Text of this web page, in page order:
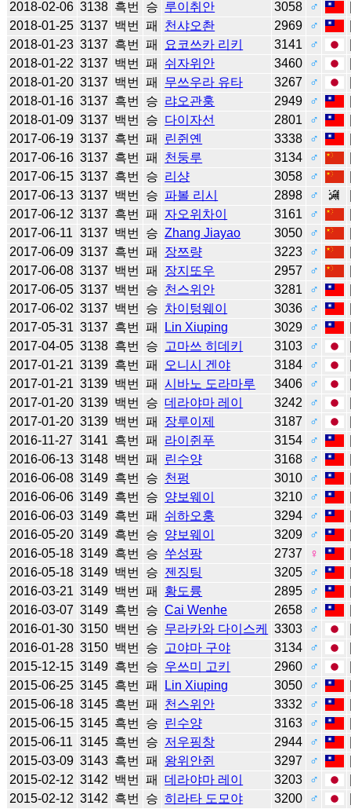
2018-02-06 3138 흑번 승 루이취안 3058 ♂
2018-01-25 3137 백번 패 천샤오촨 2969 ♂
2018-01-23 3137 흑번 패 요코쓰카 리키 3141 ♂
2018-01-22 3137 백번 패 쉬자위안 3460 ♂
2018-01-20 3137 백번 패 무쓰우라 유타 3267 ♂
2018-01-16 3137 흑번 승 랴오관훙 2949 ♂
2018-01-09 3137 백번 승 다이자선 2801 ♂
2017-06-19 3137 흑번 패 린쥔옌 3338 ♂
2017-06-16 3137 흑번 패 천둥루 3134 ♂
2017-06-15 3137 흑번 승 리샹 3058 ♂
2017-06-13 3137 백번 승 파볼 리시 2898 ♂
2017-06-12 3137 흑번 패 자오위차이 3161 ♂
2017-06-11 3137 백번 승 Zhang Jiayao 3050 ♂
2017-06-09 3137 흑번 패 장쯔량 3223 ♂
2017-06-08 3137 백번 패 장지또우 2957 ♂
2017-06-05 3137 백번 승 천스위안 3281 ♂
2017-06-02 3137 백번 승 차이텅웨이 3036 ♂
2017-05-31 3137 흑번 패 Lin Xiuping 3029 ♂
2017-04-05 3138 흑번 승 고마쓰 히데키 3103 ♂
2017-01-21 3139 흑번 패 오니시 겐야 3184 ♂
2017-01-21 3139 백번 패 시바노 도라마루 3406 ♂
2017-01-20 3139 백번 승 데라야마 레이 3242 ♂
2017-01-20 3139 백번 패 장루이제 3187 ♂
2016-11-27 3141 흑번 패 라이쥔푸 3154 ♂
2016-06-13 3148 백번 패 린수양 3168 ♂
2016-06-08 3149 흑번 승 천펑 3010 ♂
2016-06-06 3149 흑번 승 양보웨이 3210 ♂
2016-06-03 3149 흑번 패 쉬하오훙 3294 ♂
2016-05-20 3149 흑번 승 양보웨이 3209 ♂
2016-05-18 3149 흑번 승 쑤성팡 2737 ♀
2016-05-18 3149 백번 승 젠징팅 3205 ♂
2016-03-21 3149 백번 패 황도륭 2895 ♂
2016-03-07 3149 흑번 승 Cai Wenhe 2658 ♂
2016-01-30 3150 백번 승 무라카와 다이스케 3303 ♂
2016-01-28 3150 백번 승 고야마 구야 3134 ♂
2015-12-15 3149 흑번 승 우쓰미 고키 2960 ♂
2015-06-25 3145 흑번 패 Lin Xiuping 3050 ♂
2015-06-18 3145 흑번 패 천스위안 3332 ♂
2015-06-15 3145 흑번 승 린수양 3163 ♂
2015-06-11 3145 흑번 승 저우핑창 2944 ♂
2015-03-09 3143 흑번 패 왕위안쥔 3297 ♂
2015-02-12 3142 백번 패 데라야마 레이 3203 ♂
2015-02-12 3142 흑번 승 히라타 도모야 3200 ♂